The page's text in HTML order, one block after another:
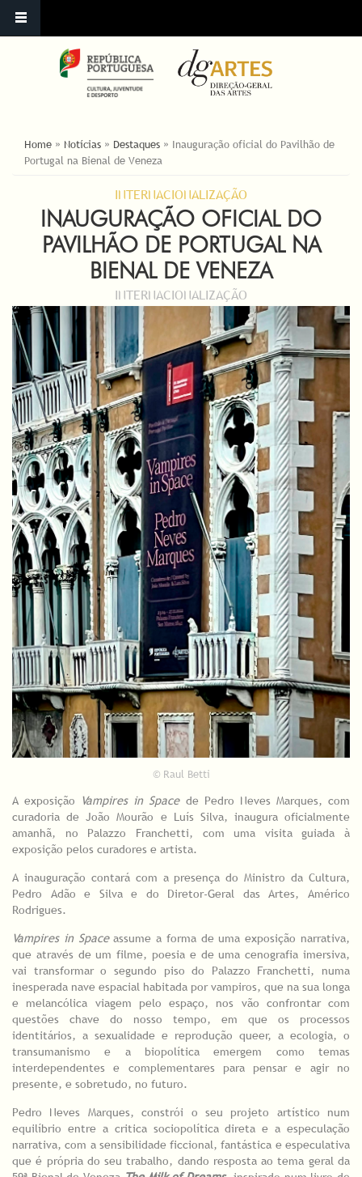
YOU ARE HERE
Home » Notícias » Destaques » Inauguração oficial do Pavilhão de
Portugal na Bienal de Veneza
INTERNACIONALIZAÇÃO
INAUGURAÇÃO OFICIAL DO
PAVILHÃO DE PORTUGAL NA
BIENAL DE VENEZA
INTERNACIONALIZAÇÃO
© Raul Betti
A exposição Vampires in Spacede Pedro Neves Marques, com
curadoria de João Mourão e Luís Silva, inaugura oficialmente
amanhã, no Palazzo Franchetti, com uma visita guiada à
exposição pelos curadores e artista.
A inauguração contará com a presença do Ministro da Cultura,
Pedro Adão e Silva e do Diretor-Geral das Artes, Américo
Rodrigues.
Vampires in Spaceassume a forma de uma exposição narrativa,
que através de um filme, poesia e de uma cenografia imersiva,
vai transformar o segundo piso do Palazzo Franchetti, numa
inesperada nave espacial habitada por vampiros, que na sua longa
e melancólica viagem pelo espaço, nos vão confrontar com
questões chave do nosso tempo, em que os processos
identitários, a sexualidade e reprodução queer, a ecologia, o
transumanismo e a biopolítica emergem como temas
interdependentes e complementares para pensar e agir no
presente, e sobretudo, no futuro.
Pedro Neves Marques, constrói o seu projeto artístico num
equilíbrio entre a critica sociopolítica direta e a especulação
narrativa, com a sensibilidade ficcional, fantástica e especulativa
que é própria do seu trabalho, dando resposta ao tema geral da